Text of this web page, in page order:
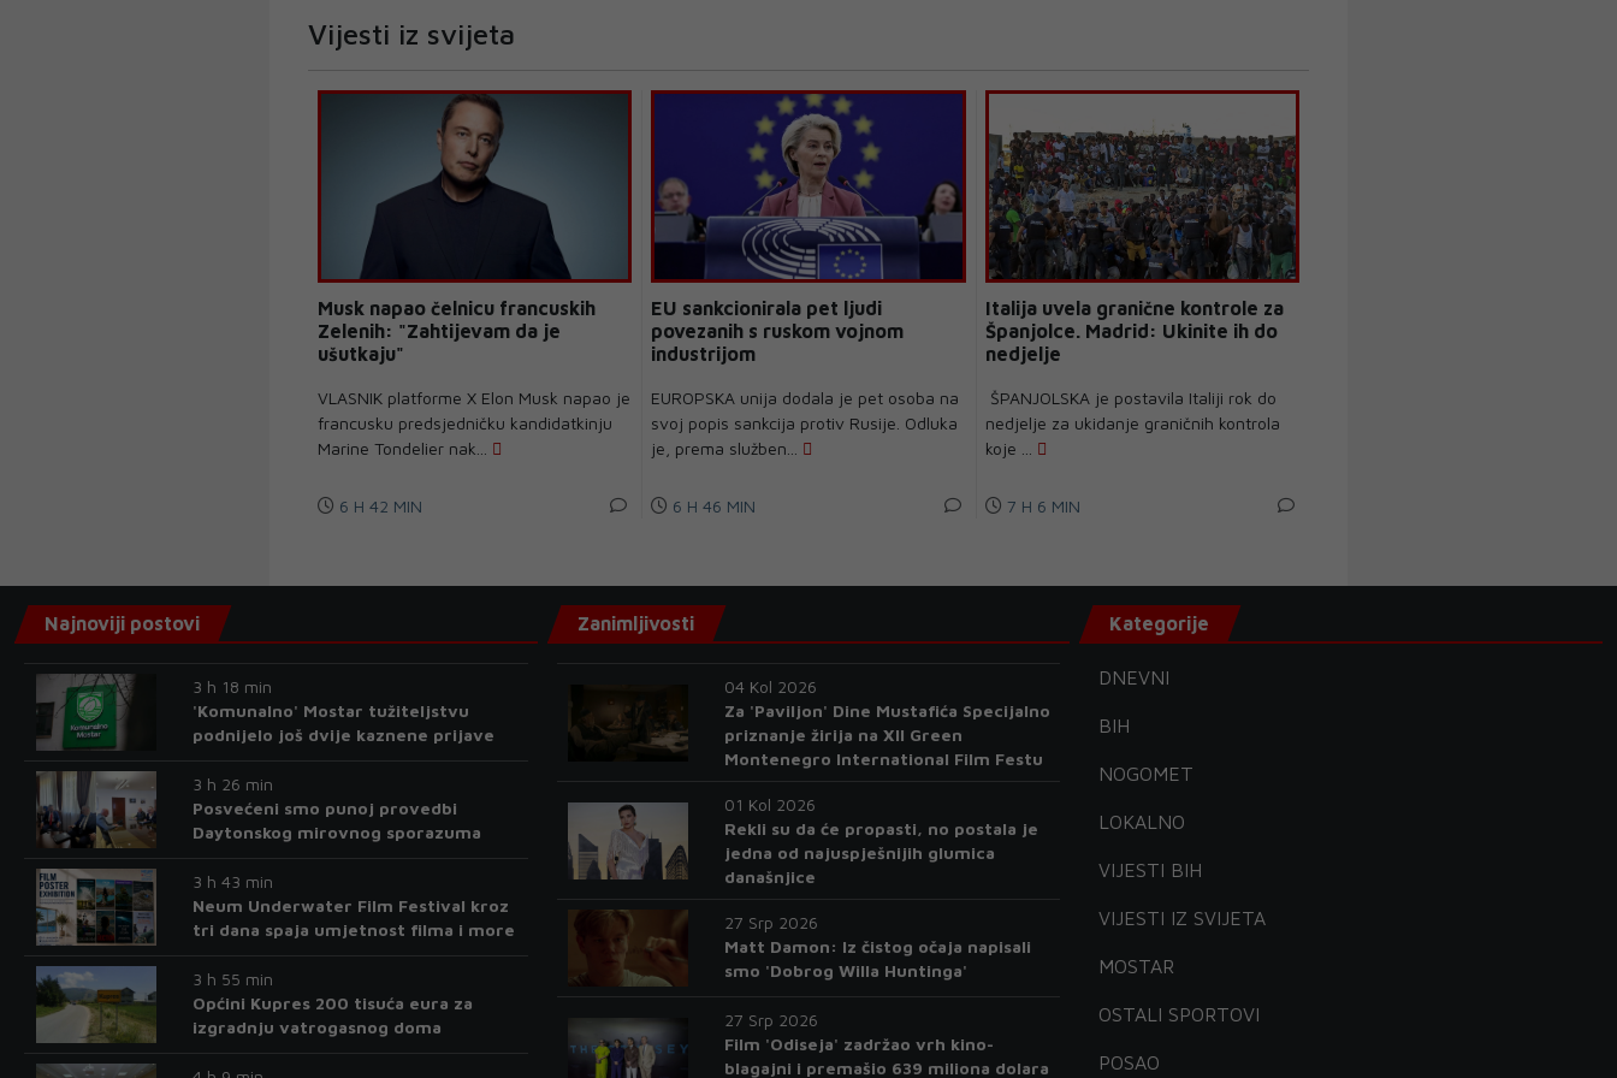
Vijesti iz svijeta
Musk napao čelnicu francuskih
Zelenih: "Zahtijevam da je
ušutkaju"
VLASNIK platforme X Elon Musk napao je
francusku predsjedničku kandidatkinju
Marine Tondelier nak...
6 H 42 MIN
EU sankcionirala pet ljudi
povezanih s ruskom vojnom
industrijom
EUROPSKA unija dodala je pet osoba na
svoj popis sankcija protiv Rusije. Odluka
je, prema služben...
6 H 46 MIN
Italija uvela granične kontrole za
Španjolce. Madrid: Ukinite ih do
nedjelje
ŠPANJOLSKA je postavila Italiji rok do
nedjelje za ukidanje graničnih kontrola
koje ...
7 H 6 MIN
Najnoviji postovi
3 h 18 min
'Komunalno' Mostar tužiteljstvu
podnijelo još dvije kaznene prijave
3 h 26 min
Posvećeni smo punoj provedbi
Daytonskog mirovnog sporazuma
3 h 43 min
Neum Underwater Film Festival kroz
tri dana spaja umjetnost filma i more
3 h 55 min
Općini Kupres 200 tisuća eura za
izgradnju vatrogasnog doma
Zanimljivosti
04 Kol 2026
Za 'Paviljon' Dine Mustafića Specijalno
priznanje žirija na XII Green
Montenegro International Film Festu
01 Kol 2026
Rekli su da će propasti, no postala je
jedna od najuspješnijih glumica
današnjice
27 Srp 2026
Matt Damon: Iz čistog očaja napisali
smo 'Dobrog Willa Huntinga'
27 Srp 2026
Film 'Odiseja' zadržao vrh kino-
blagajni i premašio 639 miliona dolara
Kategorije
DNEVNI
BIH
NOGOMET
LOKALNO
VIJESTI BIH
VIJESTI IZ SVIJETA
MOSTAR
OSTALI SPORTOVI
POSAO